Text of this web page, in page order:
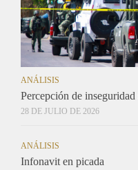
ANÁLISIS
Percepción de
28 DE JULIO DE 2026
ANÁLISIS
Infonavit en picada